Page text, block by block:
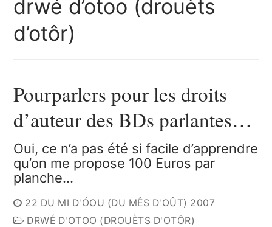
drwé d’otoo (drouèts
d’otôr)
Pourparlers pour les droits
d’auteur des BDs parlantes…
Oui, ce n’a pas été si facile d’apprendre
qu’on me propose 100 Euros par
planche…
22 DU MI D'ÓOU (DU MÊS D'OÛT) 2007
DRWÉ D'OTOO (DROUÈTS D'OTÔR)